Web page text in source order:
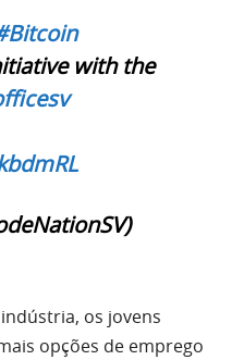
with the
os jovens
opções de emprego